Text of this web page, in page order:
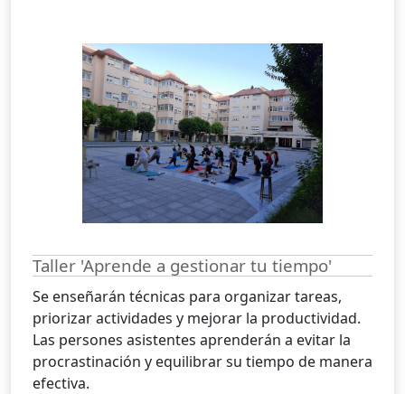
Taller 'Aprende a gestionar tu tiempo'
Se enseñarán técnicas para organizar tareas,
priorizar actividades y mejorar la productividad.
Las persones asistentes aprenderán a evitar la
procrastinación y equilibrar su tiempo de manera
efectiva.